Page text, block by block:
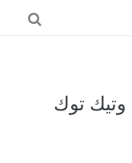
توكالسعودية